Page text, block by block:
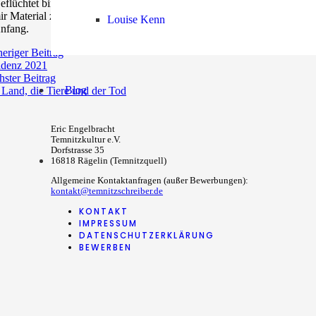
Louise Kenn
Blog
bin ich also, und das auch noch um schreiben zu dürfen,
Material zu beschaffen. Hinter jeder Kurve eine schönere
Beitrag
2021
Beitrag
die Tiere und der Tod
Eric Engelbracht
Temnitzkultur e.V.
Dorfstrasse 35
16818 Rägelin (Temnitzquell)
Allgemeine Kontaktanfragen (außer Bewerbungen):
kontakt@temnitzschreiber.de
KONTAKT
IMPRESSUM
DATENSCHUTZERKLÄRUNG
BEWERBEN